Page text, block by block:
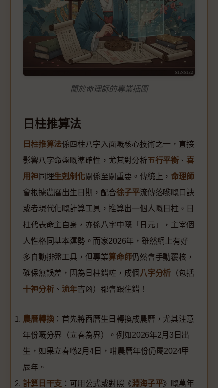
關於命理師的專業插圖
日柱推算法
日柱推算法係四柱八字入面嘅核心技術之一，直接
影響八字命盤嘅準確性，尤其對分析五行平衡 、 喜
用神 同埋生剋制化關係至關重要。傳統上， 命理師
會根據農曆出生日期，配合徐子平流傳落嚟嘅口訣
或者現代化嘅計算工具，推算出一個人嘅日柱。日
柱代表命主自身，亦係八字中嘅「日元」，主宰個
人性格同基本運勢。而家2026年，雖然網上有好
多自動排盤工具，但專業算命師仍然會手動覆核，
確保無誤差，因為日柱錯咗，成個 八字分析 （包括
十神分析 、 流年吉凶）都會跟住錯！
農曆轉換 ：首先將西曆生日轉換成農曆，尤其注意
年份嘅分界（立春為界）。例如2026年2月3日出
生，如果立春喺2月4日，咁農曆年份仍屬2024甲
辰年。
計算日干支 ：可用公式或對照《淵海子平》嘅萬年